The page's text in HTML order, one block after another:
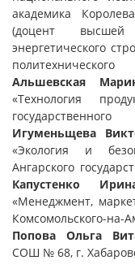
академика
(доцент высшей
энергетического
Альшевская
«Технология
Игуменьщева
«Экология и
Ангарского
Капустенко
«Менеджмент,
Комсомольского-на-
Попова Ольга
СОШ № 68, г.